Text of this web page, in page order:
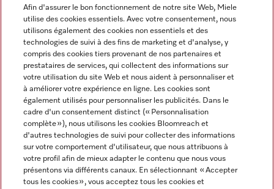
Langue
FRANCAIS
Miele sur Instagram
Miele sur Youtube
Afin d'assurer le bon fonctionnement de notre site Web, Miele
utilise des cookies essentiels. Avec votre consentement, nous
utilisons également des cookies non essentiels et des
technologies de suivi à des fins de marketing et d'analyse, y
compris des cookies tiers provenant de nos partenaires et
prestataires de services, qui collectent des informations sur
votre utilisation du site Web et nous aident à personnaliser et
à améliorer votre expérience en ligne. Les cookies sont
également utilisés pour personnaliser les publicités. Dans le
cadre d'un consentement distinct (« Personnalisation
complète »), nous utilisons les cookies Bloomreach et
d'autres technologies de suivi pour collecter des informations
sur votre comportement d'utilisateur, que nous attribuons à
votre profil afin de mieux adapter le contenu que nous vous
présentons via différents canaux. En sélectionnant « Accepter
tous les cookies », vous acceptez tous les cookies et